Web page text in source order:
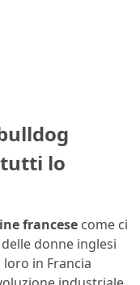
tutti lo
francese come ci
donne inglesi
in Francia